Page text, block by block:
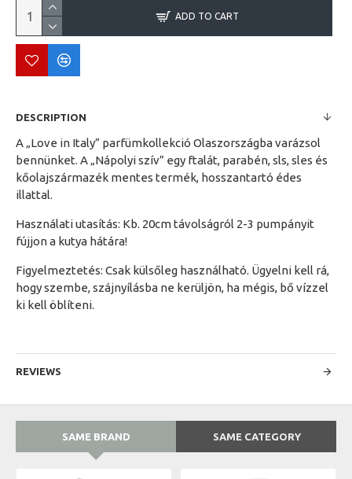
ADD TO CART
DESCRIPTION
A „Love in Italy” parfümkollekció Olaszországba varázsol
bennünket. A „Nápolyi szív” egy ftalát, parabén, sls, sles és
kőolajszármazék mentes termék, hosszantartó édes
illattal.
Használati utasítás: Kb. 20cm távolságról 2-3 pumpányit
fújjon a kutya hátára!
Figyelmeztetés: Csak külsőleg használható. Ügyelni kell rá,
hogy szembe, szájnyílásba ne kerüljön, ha mégis, bő vízzel
ki kell öblíteni.
REVIEWS
SAME BRAND SAME CATEGORY